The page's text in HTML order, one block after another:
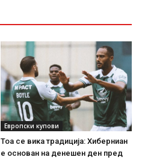
Европски купови
Тоа се вика традиција: Хиберниан
е основан на денешен ден пред